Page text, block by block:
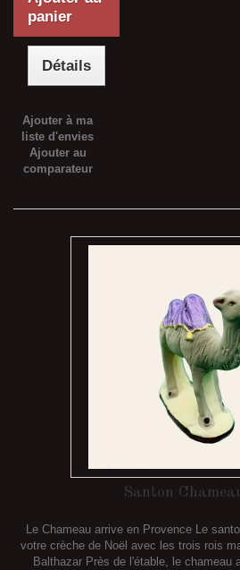
panier
Détails
Ajouter à ma
liste d'envies
Ajouter au
comparateur
Santon
Le Chameau arrive en Provence Le
votre crèche de Noël avec les trois rois
Balthazar Près de l'étable, le chameau